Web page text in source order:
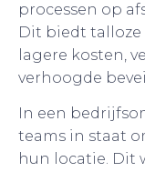
processen op
Dit biedt talloze
lagere kosten,
verhoogde
In een
teams in staat
hun locatie. Dit